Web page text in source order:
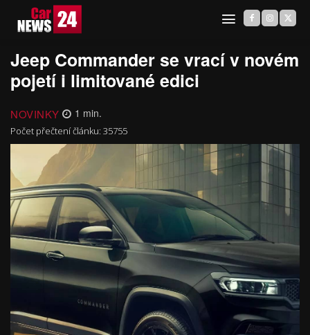
Jeep Commander se vrací v novém
pojetí i limitované edici
NOVINKY 1 min.
Počet přečtení článku: 35755